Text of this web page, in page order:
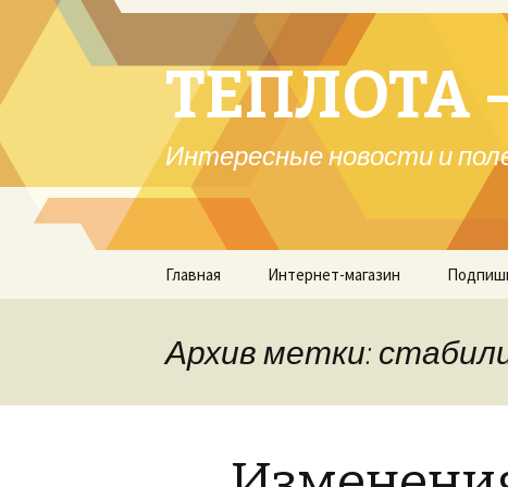
ТЕПЛОТА
Интересные новости и
Перейти
Главная Интернет-магазин
Архив метки: